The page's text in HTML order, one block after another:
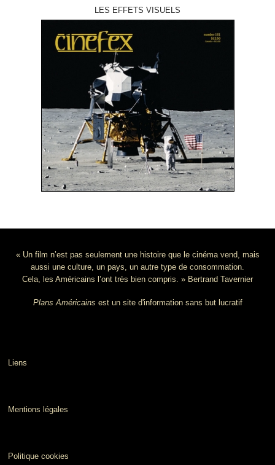
LES EFFETS VISUELS
« Un film n’est pas seulement une histoire que le cinéma vend, mais
aussi une culture, un pays, un autre type de consommation.
Cela, les Américains l’ont très bien compris. » Bertrand Tavernier
Plans Américains est un site d'information sans but lucratif
Liens
Mentions légales
Politique cookies